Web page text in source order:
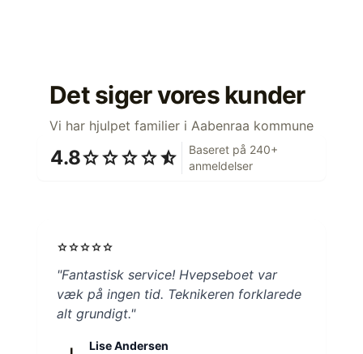
Det siger vores kunder
Vi har hjulpet familier i Aabenraa kommune
4.8starstarstarstarstar_half
Baseret på 240+
anmeldelser
starstarstarstarstar
"Fantastisk service! Hvepseboet var
væk på ingen tid. Teknikeren forklarede
alt grundigt."
Lise Andersen